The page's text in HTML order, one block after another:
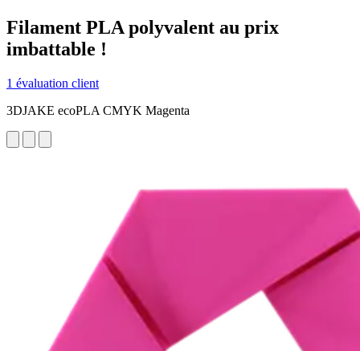
Filament PLA polyvalent au prix
imbattable !
1 évaluation client
3DJAKE ecoPLA CMYK Magenta